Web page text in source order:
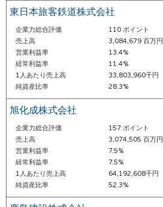
東日本旅客鉄道株式会社
企業力総合評価
110 ポイント
売上高
3,084,679 百万円
営業利益率
13.4%
経常利益率
11.4%
1人あたり売上高
33,803,960千円
純資産比率
28.3%
旭化成株式会社
企業力総合評価
157 ポイント
売上高
3,074,505 百万円
営業利益率
7.5%
経常利益率
7.5%
1人あたり売上高
64,192,608千円
純資産比率
52.3%